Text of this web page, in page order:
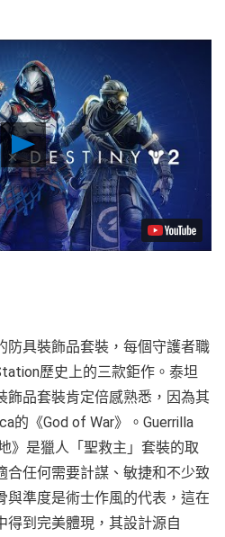
Play
Video
防具裝飾品套裝，每個守護者職
歷史上的三款鉅作。泰坦
飾品套裝肯定倍感熟悉，因為其
的《God of War》。Guerrilla
》是獵人「聖救主」套裝的取
合任何需要計謀、敏捷和不少致
與準度是術士作風的代表，這在
得到完美體現，其設計源自